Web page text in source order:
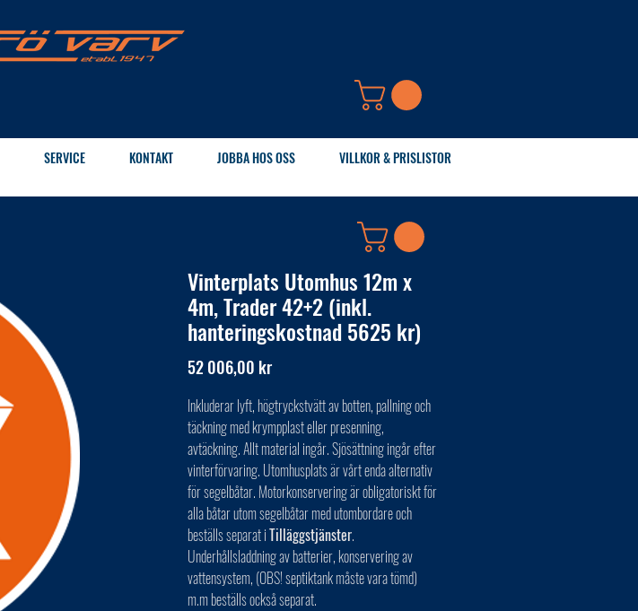
SERVICE KONTAKT JOBBA HOS OSS VILLKOR & PRISLISTOR
Vinterplats Utomhus 12m x
4m, Trader 42+2 (inkl.
hanteringskostnad 5625 kr)
52 006,00 krPris
Inkluderar lyft, högtryckstvätt av botten, pallning och
täckning med krympplast eller presenning,
avtäckning. Allt material ingår. Sjösättning ingår efter
vinterförvaring. Utomhusplats är vårt enda alternativ
för segelbåtar. Motorkonservering är obligatoriskt för
alla båtar utom segelbåtar med utombordare och
beställs separat iTilläggstjänster.
Underhållsladdning av batterier, konservering av
vattensystem, (OBS! septiktank måste vara tömd)
m.m beställs också separat.